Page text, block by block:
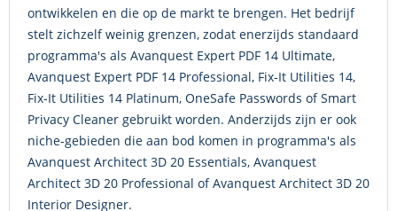
ontwikkelen en die op de markt te brengen. Het bedrijf
stelt zichzelf weinig grenzen, zodat enerzijds standaard
programma's als Avanquest Expert PDF 14 Ultimate,
Avanquest Expert PDF 14 Professional, Fix-It Utilities 14,
Fix-It Utilities 14 Platinum, OneSafe Passwords of Smart
Privacy Cleaner gebruikt worden. Anderzijds zijn er ook
niche-gebieden die aan bod komen in programma's als
Avanquest Architect 3D 20 Essentials, Avanquest
Architect 3D 20 Professional of Avanquest Architect 3D 20
Interior Designer.